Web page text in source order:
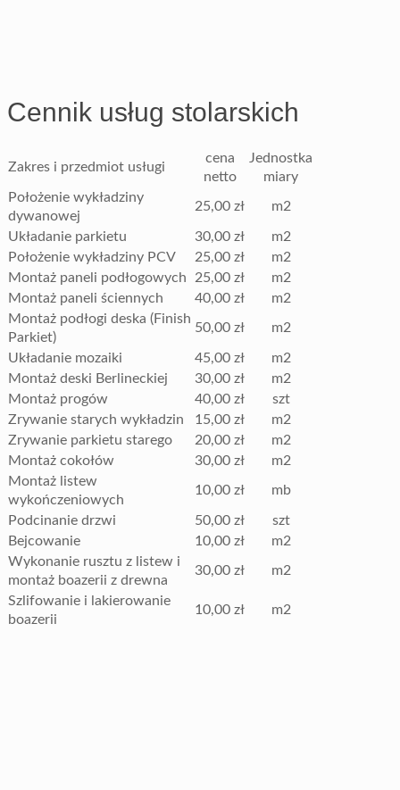
Cennik usług stolarskich
Zakres i przedmiot usługi
cena
netto
Jednostka
miary
Położenie wykładziny
dywanowej
25,00 zł m2
Układanie parkietu 30,00 zł
m2
Położenie wykładziny PCV
25,00 zł
m2
Montaż paneli podłogowych
25,00 zł
m2
Montaż paneli ściennych
40,00 zł
m2
Montaż podłogi deska (Finish
Parkiet)
50,00 zł m2
Układanie mozaiki 45,00 zł
m2
Montaż deski Berlineckiej
30,00 zł
m2
Montaż progów
40,00 zł
szt
Zrywanie starych wykładzin
15,00 zł
m2
Zrywanie parkietu starego
20,00 zł
m2
Montaż cokołów
30,00 zł
m2
Montaż listew
wykończeniowych
10,00 zł mb
Podcinanie drzwi 50,00 zł
szt
Bejcowanie
10,00 zł
m2
Wykonanie rusztu z listew i
montaż boazerii z drewna
30,00 zł m2
Szlifowanie i lakierowanie
boazerii
10,00 zł m2